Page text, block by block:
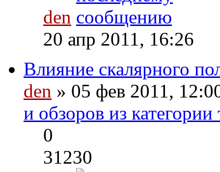
den
20 апр 2011, 16:26
Влияние скалярного
den » 05 фев 2011,
и обзоров из
0
31230